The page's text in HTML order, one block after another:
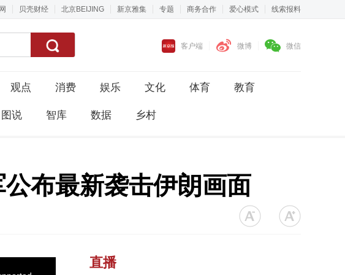
贝壳财经 北京BEIJING 新京雅集 专题 商务合作 爱心模式 线索报料
客户端 微博 微信
观点 消费 娱乐 文化 体育 教育
图说 智库 数据 乡村
布最新袭击伊朗画面
直播